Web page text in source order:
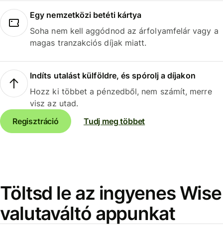
Egy nemzetközi betéti kártya
Soha nem kell aggódnod az árfolyamfelár vagy a
magas tranzakciós díjak miatt.
Indíts utalást külföldre, és spórolj a díjakon
Hozz ki többet a pénzedből, nem számít, merre
visz az utad.
Regisztráció
Tudj meg többet
Töltsd le az ingyenes Wise
valutaváltó appunkat